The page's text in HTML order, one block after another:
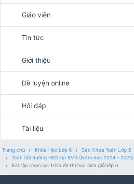
Giáo viên
Tin tức
Giới thiệu
Đề luyện online
Hỏi đáp
Tài liệu
Trang chủ Khóa Học Lớp 6
Các Khoá Toán Lớp 6
Toán bồi dưỡng HSG lớp 6M3 (Năm học 2024 - 2025)
Bài tập chọn lọc trích đề thi học sinh giỏi lớp 6